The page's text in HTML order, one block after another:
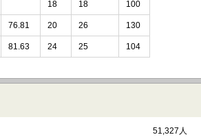
18 18 100
76.81 20 26 130
81.63 24 25 104
51,327人